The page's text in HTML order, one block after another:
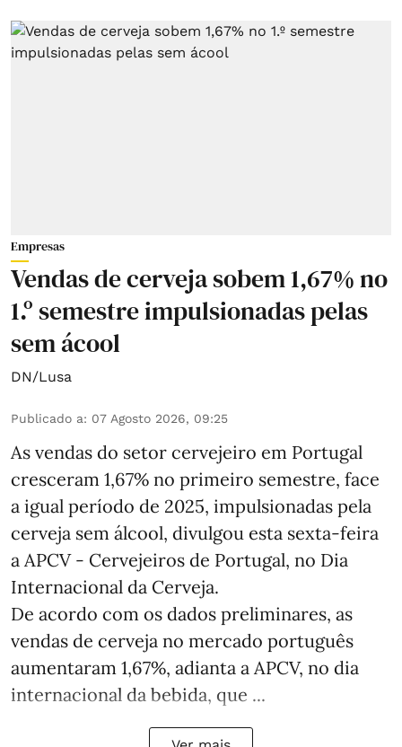
Empresas
Vendas de cerveja sobem 1,67% no
1.º semestre impulsionadas pelas
sem ácool
DN/Lusa
Publicado a: 07 Agosto 2026, 09:25
As vendas do setor cervejeiro em Portugal
cresceram 1,67% no primeiro semestre, face
a igual período de 2025, impulsionadas pela
cerveja sem álcool, divulgou esta sexta-feira
a APCV - Cervejeiros de Portugal, no Dia
Internacional da Cerveja.
De acordo com os dados preliminares, as
vendas de cerveja no mercado português
aumentaram 1,67%, adianta a APCV, no dia
internacional da bebida, que ...